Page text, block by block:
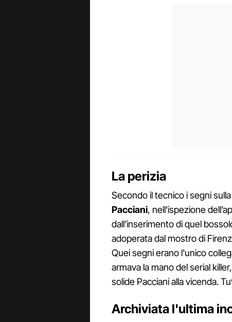
La perizia
Secondo il tecnico i segni
Pacciani, nell'ispezione
dall’inserimento di quel
adoperata dal mostro di
Quei segni erano l'unico
armava la mano del serial
solide Pacciani alla vicenda.
Archiviata l'ultima